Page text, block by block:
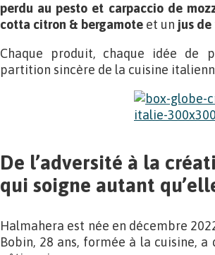
perdu au pesto et carpaccio de
cotta citron & bergamote et un jus
Chaque produit, chaque idée de
partition sincère de la cuisine
De l’adversité à la
qui soigne autant
Halmahera est née en décembre
Bobin, 28 ans, formée à la cuisine, a